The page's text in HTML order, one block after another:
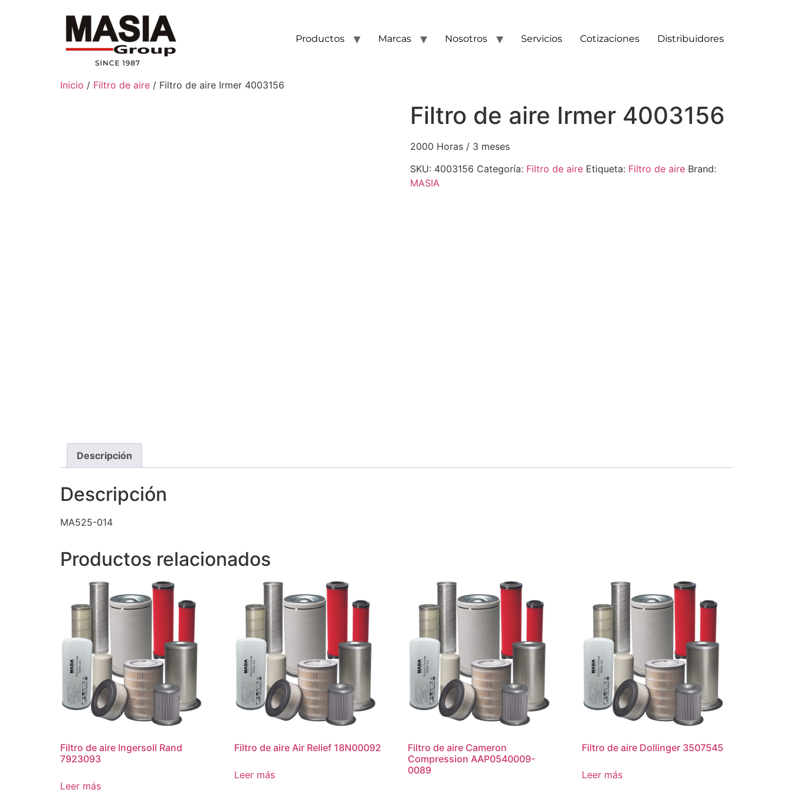
Productos Marcas Nosotros Servicios Cotizaciones Distribuidores
Inicio / Filtro de aire / Filtro de aire Irmer 4003156
Filtro de aire Irmer 4003156
2000 Horas / 3 meses
SKU: 4003156 Categoría: Filtro de aire Etiqueta: Filtro de aire Brand:
MASIA
Descripción
Descripción
MA525-014
Productos relacionados
Filtro de aire Ingersoll Rand
7923093
Leer más
Filtro de aire Air Relief 18N00092
Leer más
Filtro de aire Cameron
Compression AAP0540009-
0089
Filtro de aire Dollinger 3507545
Leer más